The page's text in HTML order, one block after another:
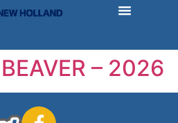
– 2026